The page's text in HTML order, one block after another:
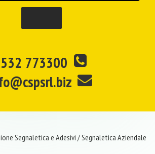
773300
Segnaletica e Adesivi /Segnaletica Aziendale